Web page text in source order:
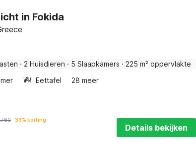
in Fokida
· 2 Huisdieren · 5 Slaapkamers · 225 m² oppervlakte
Eettafel 28 meer
760 33% korting
Details bekijken